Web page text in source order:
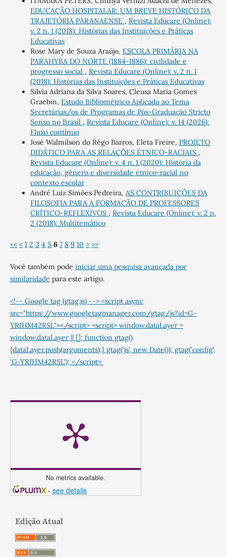
EDUCAÇÃO HOSPITALAR: UM BREVE HISTÓRICO DA
TRAJETÓRIA PARANAENSE , Revista Educare (Online):
v. 2 n. 1 (2018): Histórias das Instituições e Práticas
Educativas
Rose Mary de Souza Araújo, ESCOLA PRIMÁRIA NA
PARAHYBA DO NORTE (1884-1886): civilidade e
progresso social , Revista Educare (Online): v. 2 n. 1
(2018): Histórias das Instituições e Práticas Educativas
Silvia Adriana da Silva Soares, Cleusa Maria Gomes
Graebin, Estudo Bibliométrico Aplicado ao Tema
Secretárias/os de Programas de Pós-Graduação Stricto
Sensu no Brasil , Revista Educare (Online): v. 14 (2026):
Fluxo contínuo
José Walmilson do Rêgo Barros, Eleta Freire, PROJETO
DIDÁTICO PARA AS RELAÇÕES ÉTNICO-RACIAIS ,
Revista Educare (Online): v. 4 n. 1 (2020): História da
educação, gênero e diversidade étnico-racial no
contexto escolar
André Luiz Simões Pedreira, AS CONTRIBUIÇÕES DA
FILOSOFIA PARA A FORMAÇÃO DE PROFESSORES
CRÍTICO-REFLEXIVOS , Revista Educare (Online): v. 2 n.
2 (2018): Multitemático
<< < 1 2 3 4 5 6 7 8 9 10 > >>
Você também pode iniciar uma pesquisa avançada por
similaridade para este artigo.
<!-- Google tag (gtag.js) --> <script async
src="https://www.googletagmanager.com/gtag/js?id=G-
YRJHM42RSL"></script> <script> window.dataLayer =
window.dataLayer || []; function gtag()
{dataLayer.push(arguments);} gtag('js', new Date()); gtag('config',
'G-YRJHM42RSL'); </script>
No metrics available.
- see details
Edição Atual